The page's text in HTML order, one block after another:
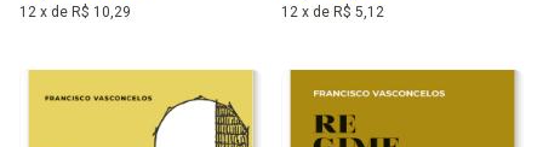
12 x de R$ 10,29 12 x de R$ 5,12